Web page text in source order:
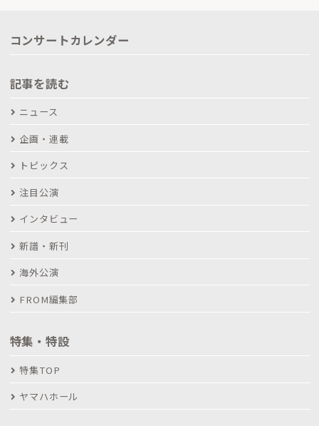
コンサートカレンダー
記事を読む
ニュース
企画・連載
トピックス
注目公演
インタビュー
新譜・新刊
海外公演
FROM編集部
特集・特設
特集TOP
ヤマハホール